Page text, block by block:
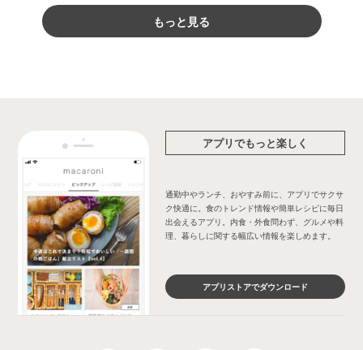
もっと見る
アプリでもっと楽しく
通勤中やランチ、おやすみ前に、アプリでサクサ
ク快適に。食のトレンド情報や簡単レシピに毎日
出会えるアプリ。内食・外食問わず、グルメや料
理、暮らしに関する幅広い情報を楽しめます。
アプリストアでダウンロード